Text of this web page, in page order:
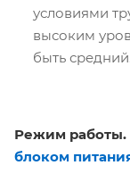
условиями
высоким
быть
Режим работы.
блоком